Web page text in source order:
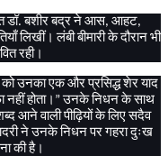
डॉ. बशीरबद्रनेआस, आहट,
लिखीं। लंबीबीमारीकेदौरानभी
रही।
कोउनकाएकऔरप्रसिद्धशेरयाद
नहींहोता। ” उनकेनिधनकेसाथ
आनेवालीपीढ़ियोंकेलिएसदैव
नेउनकेनिधनपरगहरादुःख
कीहै।